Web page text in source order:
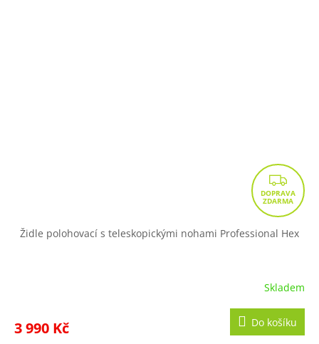
Z
D
A
R
Židle polohovací s teleskopickými nohami Professional Hex
Skladem
3 990 Kč Do košíku